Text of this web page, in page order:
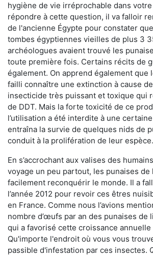
hygiène de vie irréprochable dans
répondre à cette question, il va falloir
de l'ancienne Égypte pour constater
tombes égyptiennes vieilles de plus 3
archéologues avaient trouvé les
toute première fois. Certains récits de
également. On apprend également que
failli connaître une extinction à cause de
insecticide très puissant et toxique qui
de DDT. Mais la forte toxicité de ce
l’utilisation a été interdite à une
entraîna la survie de quelques nids de
conduit à la prolifération de leur espèce.
En s’accrochant aux valises des
voyage un peu partout, les punaises de
facilement reconquérir le monde. Il a
l’année 2012 pour revoir ces êtres
en France. Comme nous l’avions
nombre d’œufs par an des punaises de
qui a favorisé cette croissance annuelle
Qu'importe l'endroit où vous vous
passible d'infestation par ces insectes.